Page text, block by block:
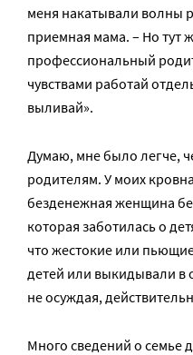
меня накатывали волны
приемная мама. – Но тут
профессиональный
чувствами работай
выливай».
Думаю, мне было легче,
родителям. У моих
безденежная женщина
которая заботилась о
что жестокие или
детей или выкидывали в
не осуждая,
Много сведений о семье